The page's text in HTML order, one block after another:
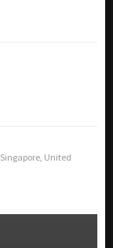
Singapore United